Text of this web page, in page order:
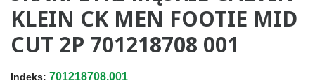
KLEIN CK MEN FOOTIE MID
CUT 2P 701218708 001
Indeks: 701218708.001